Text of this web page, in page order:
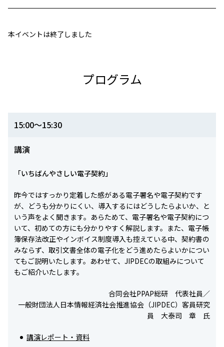
本イベントは終了しました
プログラム
15:00～15:30
講演
「いちばんやさしい電子契約」
昨今ではすっかり定着した感がある電子署名や電子契約です
が、どうも分かりにくい、導入するにはどうしたらよいか、と
いう声をよく聞きます。あらためて、電子署名や電子契約につ
いて、初めての方にも分かりやすく解説します。また、電子帳
簿保存法改正やインボイス制度導入も控えている中、契約書の
みならず、取引文書全体の電子化をどう進めたらよいかについ
てもご説明いたします。あわせて、JIPDECの取組みについて
もご紹介いたします。
合同会社PPAP総研 代表社員／
一般財団法人日本情報経済社会推進協会（JIPDEC）客員研究
員 大泰司 章 氏
講演レポート・資料